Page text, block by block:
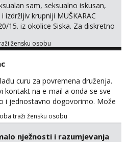
sam, seksualno iskusan,
izdržljiv krupniji MUŠKARAC
15. iz okolice Siska. Za diskretno
tražim MLAĐU ŽENU bez
konkretno zainteresiranu za SEKS
i KONDOMA upotpunjen SEKS
od vibratora i umjetnih dilda do
raznih vel...
žensku osobu
curu za povremena druženja.
kontakt na e-mail a onda se sve
i jednostavno dogovorimo. Može
od 100 km oko Zagreba
traži žensku osobu
nježnosti i razumjevanja